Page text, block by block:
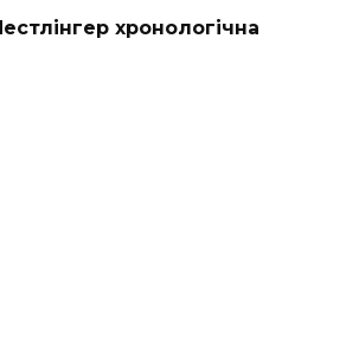
хронологічна